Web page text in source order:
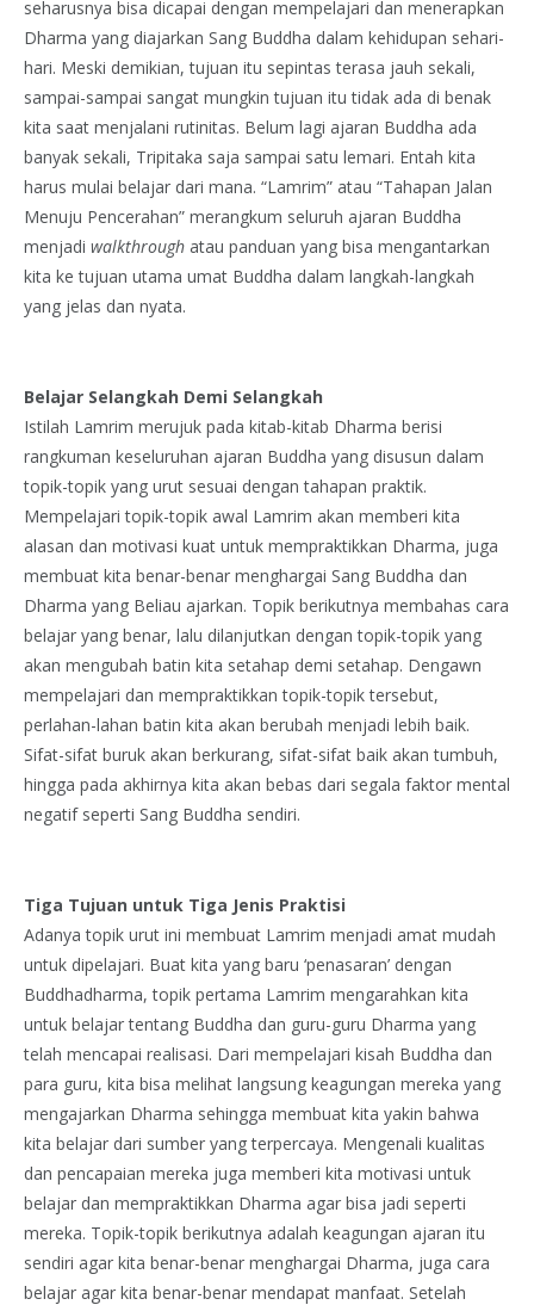
seharusnya bisa dicapai dengan mempelajari dan menerapkan
Dharma yang diajarkan Sang Buddha dalam kehidupan sehari-
hari. Meski demikian, tujuan itu sepintas terasa jauh sekali,
sampai-sampai sangat mungkin tujuan itu tidak ada di benak
kita saat menjalani rutinitas. Belum lagi ajaran Buddha ada
banyak sekali, Tripitaka saja sampai satu lemari. Entah kita
harus mulai belajar dari mana. “Lamrim” atau “Tahapan Jalan
Menuju Pencerahan” merangkum seluruh ajaran Buddha
menjadi walkthrough atau panduan yang bisa mengantarkan
kita ke tujuan utama umat Buddha dalam langkah-langkah
yang jelas dan nyata.
Belajar Selangkah Demi Selangkah
Istilah Lamrim merujuk pada kitab-kitab Dharma berisi
rangkuman keseluruhan ajaran Buddha yang disusun dalam
topik-topik yang urut sesuai dengan tahapan praktik.
Mempelajari topik-topik awal Lamrim akan memberi kita
alasan dan motivasi kuat untuk mempraktikkan Dharma, juga
membuat kita benar-benar menghargai Sang Buddha dan
Dharma yang Beliau ajarkan. Topik berikutnya membahas cara
belajar yang benar, lalu dilanjutkan dengan topik-topik yang
akan mengubah batin kita setahap demi setahap. Dengawn
mempelajari dan mempraktikkan topik-topik tersebut,
perlahan-lahan batin kita akan berubah menjadi lebih baik.
Sifat-sifat buruk akan berkurang, sifat-sifat baik akan tumbuh,
hingga pada akhirnya kita akan bebas dari segala faktor mental
negatif seperti Sang Buddha sendiri.
Tiga Tujuan untuk Tiga Jenis Praktisi
Adanya topik urut ini membuat Lamrim menjadi amat mudah
untuk dipelajari. Buat kita yang baru ‘penasaran’ dengan
Buddhadharma, topik pertama Lamrim mengarahkan kita
untuk belajar tentang Buddha dan guru-guru Dharma yang
telah mencapai realisasi. Dari mempelajari kisah Buddha dan
para guru, kita bisa melihat langsung keagungan mereka yang
mengajarkan Dharma sehingga membuat kita yakin bahwa
kita belajar dari sumber yang terpercaya. Mengenali kualitas
dan pencapaian mereka juga memberi kita motivasi untuk
belajar dan mempraktikkan Dharma agar bisa jadi seperti
mereka. Topik-topik berikutnya adalah keagungan ajaran itu
sendiri agar kita benar-benar menghargai Dharma, juga cara
belajar agar kita benar-benar mendapat manfaat. Setelah